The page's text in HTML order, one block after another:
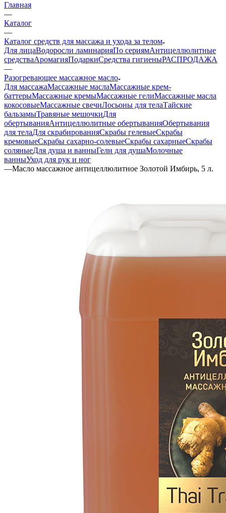
Главная
—
Каталог
—
Каталог средств для массажа и ухода за телом
Для лицаВодоросли ламинарияПо сериямАнтицеллюлитные
средстваАромагияПодаркиСредства гигиеныРАСПРОДАЖА
—
Разогревающее массажное масло
Для массажаМассажные маслаМассажные крем-
баттерыМассажные кремыМассажные гелиМассажные масла
кокосовыеМассажные свечиЛосьоны для телаТайские
бальзамыТравяные мешочкиДля
обертыванияАнтицеллюлитные обертыванияОбертывания
для телаДля скрабированияСкрабы гелевыеСкрабы
кремовыеСкрабы сахарно-солевыеСкрабы сахарныеСкрабы
соляныеДля душа и ванныГели для душаМолочные
ванныУход для рук и ног
—Масло массажное антицеллюлитное Золотой Имбирь, 5 л.